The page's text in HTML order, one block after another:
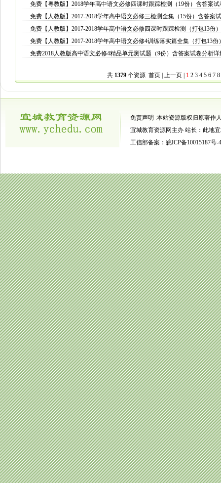
免费【粤教版】2018学年高中语文必修四课时跟踪检测（19份）含答案
免费【人教版】2017-2018学年高中语文必修三检测全集（15份）含答案
免费【人教版】2017-2018学年高中语文必修四课时跟踪检测（打包13份
免费【人教版】2017-2018学年高中语文必修4训练落实篇全集（打包13
免费2018人教版高中语文必修4精品单元测试题（9份）含答案试卷分析详
共 1379 个资源 首页 | 上一页 | 1 2 3 4 5 6 7 8
免责声明 :本站资源版权归原著作
宜城教育资源网主办 站长：此地
工信部备案：皖ICP备10015187号-4